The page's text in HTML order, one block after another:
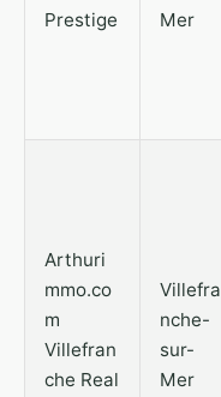
Prestige
Mer
Arthuri
mmo.co
m
Villefran
che Real
Villefra
nche-
sur-
Mer